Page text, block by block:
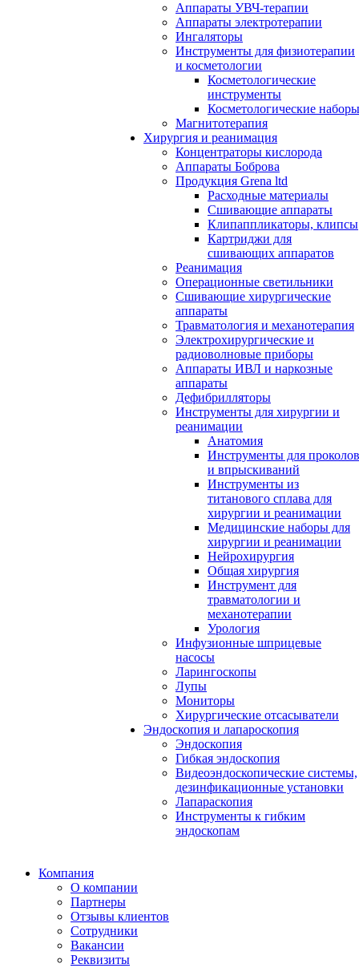
Аппараты УВЧ-терапии
Аппараты электротерапии
Ингаляторы
Инструменты для физиотерапии
и косметологии
Косметологические
инструменты
Косметологические наборы
Магнитотерапия
Хирургия и реанимация
Концентраторы кислорода
Аппараты Боброва
Продукция Grena ltd
Расходные материалы
Сшивающие аппараты
Клипаппликаторы, клипсы
Картриджи для
сшивающих аппаратов
Реанимация
Операционные светильники
Сшивающие хирургические
аппараты
Травматология и механотерапия
Электрохирургические и
радиоволновые приборы
Аппараты ИВЛ и наркозные
аппараты
Дефибрилляторы
Инструменты для хирургии и
реанимации
Анатомия
Инструменты для проколов
и впрыскиваний
Инструменты из
титанового сплава для
хирургии и реанимации
Медицинские наборы для
хирургии и реанимации
Нейрохирургия
Общая хирургия
Инструмент для
травматологии и
механотерапии
Урология
Инфузионные шприцевые
насосы
Ларингоскопы
Лупы
Мониторы
Хирургические отсасыватели
Эндоскопия и лапароскопия
Эндоскопия
Гибкая эндоскопия
Видеоэндоскопические системы,
дезинфикационные установки
Лапараскопия
Инструменты к гибким
эндоскопам
Компания
О компании
Партнеры
Отзывы клиентов
Сотрудники
Вакансии
Реквизиты